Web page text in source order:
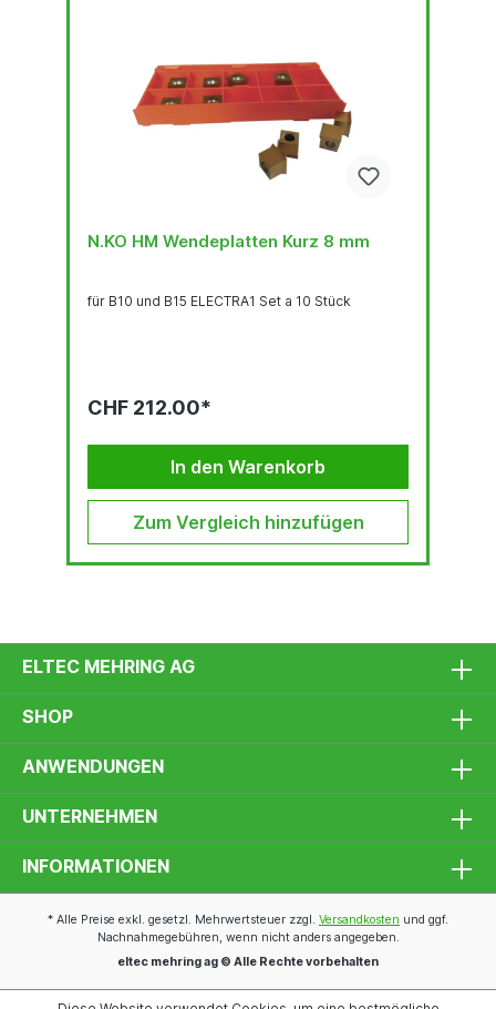
N.KO HM Wendeplatten Kurz 8 mm
für B10 und B15 ELECTRA1 Set a 10 Stück
CHF 212.00*
In den Warenkorb
Zum Vergleich hinzufügen
ELTEC MEHRING AG
SHOP
ANWENDUNGEN
UNTERNEHMEN
INFORMATIONEN
* Alle Preise exkl. gesetzl. Mehrwertsteuer zzgl. Versandkosten und ggf.
Nachnahmegebühren, wenn nicht anders angegeben.
eltec mehring ag © Alle Rechte vorbehalten